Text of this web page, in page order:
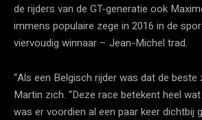
de rijders van de GT-generatie ook
immens populaire zege in 2016 in de
viervoudig winnaar – Jean-Michel trad.
“Als een Belgisch rijder was dat de beste
Martin zich. “Deze race betekent heel
was er voordien al een paar keer dichtbij